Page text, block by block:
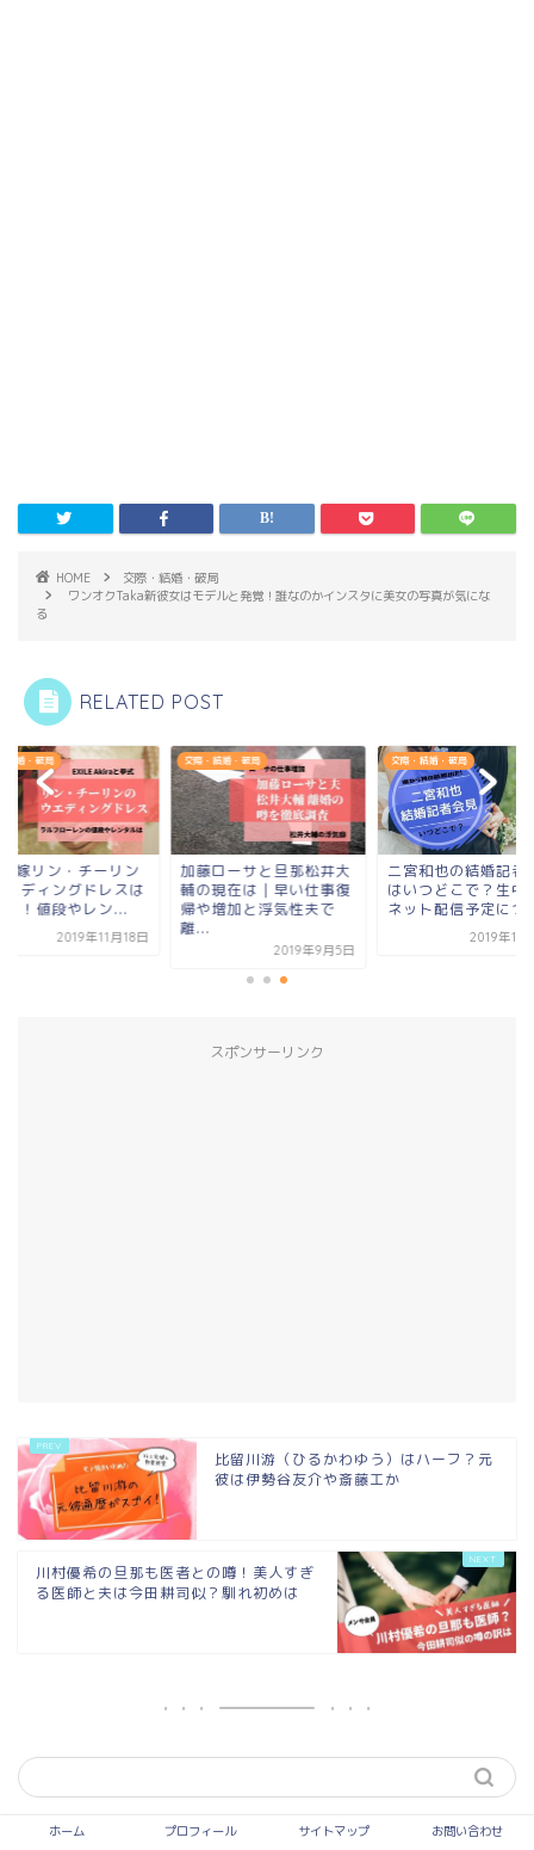
HOME
交際・結婚・破局
ワンオクTaka新彼女はモデルと発覚！誰なのかインスタに美女の写真が気にな
る
RELATED POST
結婚・破局
嫁リン・チーリン
エディングドレスは
フ！値段やレン...
2019年11月18日
交際・結婚・破局
加藤ローサと旦那松井大
輔の現在は｜早い仕事復
帰や増加と浮気性夫で
離...
2019年9月5日
交際・結婚・破局
二宮和也の結婚記者
はいつどこで？生中
ネット配信予定につ
2019年11
スポンサーリンク
比留川游（ひるかわゆう）はハーフ？元
彼は伊勢谷友介や斎藤工か
川村優希の旦那も医者との噂！美人すぎ
る医師と夫は今田耕司似？馴れ初めは
ホーム プロフィール サイトマップ お問い合わせ